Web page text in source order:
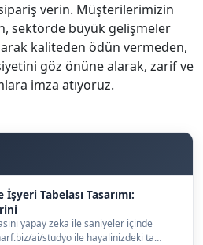
sipariş verin. Müşterilerimizin
sektörde büyük gelişmeler
kaliteden ödün vermeden,
göz önüne alarak, zarif ve
imza atıyoruz.
Tabelası Tasarımı:
yapay zeka ile saniyeler içinde
ai/studyo ile hayalinizdeki ta…